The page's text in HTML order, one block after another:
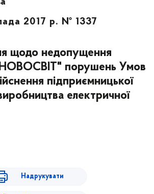
2017 р. № 1337
щодо недопущення
порушень Умов
підприємницької
електричної
Надрукувати